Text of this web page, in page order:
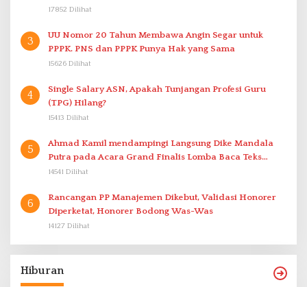
17852 Dilihat
3
UU Nomor 20 Tahun Membawa Angin Segar untuk
PPPK. PNS dan PPPK Punya Hak yang Sama
15626 Dilihat
4
Single Salary ASN, Apakah Tunjangan Profesi Guru
(TPG) Hilang?
15413 Dilihat
5
Ahmad Kamil mendampingi Langsung Dike Mandala
Putra pada Acara Grand Finalis Lomba Baca Teks
Proklamasi Mirip Bung Karno di Bali
14541 Dilihat
6
Rancangan PP Manajemen Dikebut, Validasi Honorer
Diperketat, Honorer Bodong Was-Was
14127 Dilihat
Hiburan